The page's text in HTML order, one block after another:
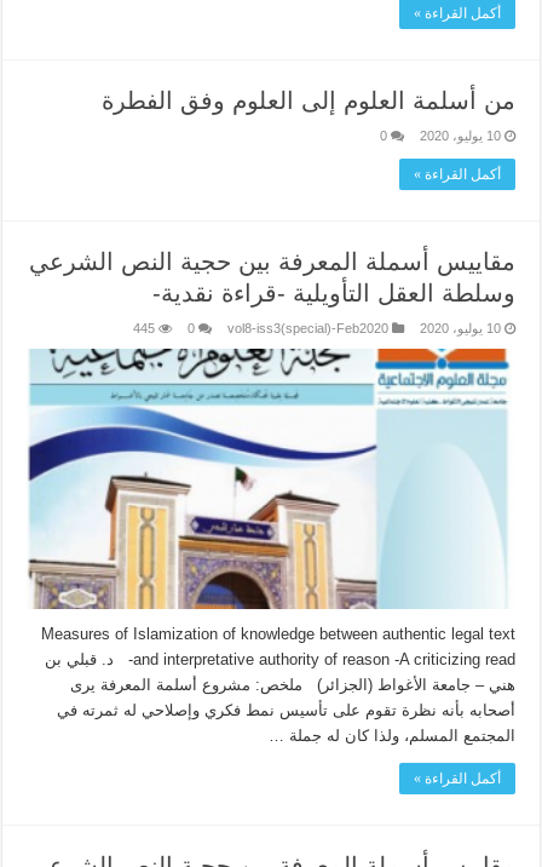
أكمل القراءة »
من أسلمة العلوم إلى العلوم وفق الفطرة
10 يوليو، 2020 0
أكمل القراءة »
مقاييس أسملة المعرفة بين حجية النص الشرعي
وسلطة العقل التأويلية -قراءة نقدية-
10 يوليو، 2020 vol8-iss3(special)-Feb2020
0
445
Measures of Islamization of knowledge between authentic legal text
and interpretative authority of reason -A criticizing read- د. قبلي بن
هني – جامعة الأغواط (الجزائر) ملخص: مشروع أسلمة المعرفة يرى
أصحابه بأنه نظرة تقوم على تأسيس نمط فكري وإصلاحي له ثمرته في
المجتمع المسلم، ولذا كان له جملة …
أكمل القراءة »